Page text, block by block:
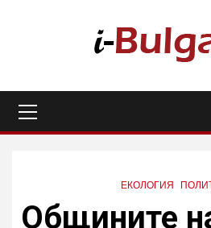
Menu
ЕКОЛОГИЯ
Общините